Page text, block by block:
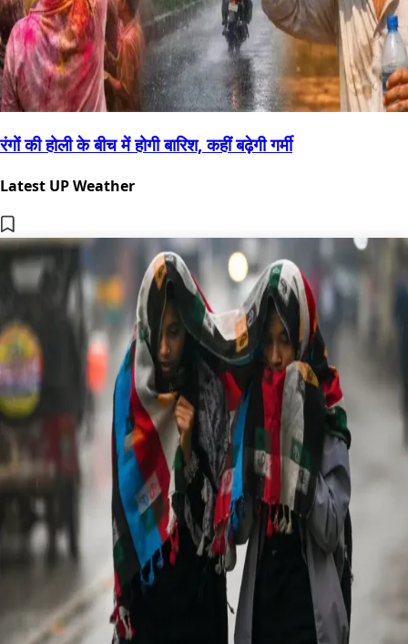
रंगों की होली के बीच में होगी बारिश, कहीं बढ़ेगी गर्मी
Latest UP Weather